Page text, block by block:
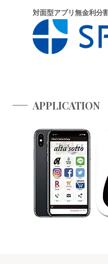
対面型アプリ無金利分
APPLICATION